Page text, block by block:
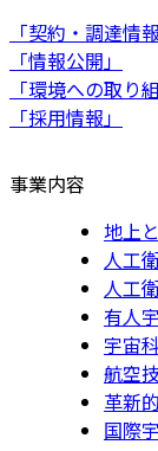
「契約・調達情報
「情報公開」
「環境への取り
「採用情報」
事業内容
地上
人工
人工
有人
宇宙
航空
革新
国際